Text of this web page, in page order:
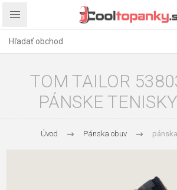
TOM TAILOR
PÁNSKE
Úvod Pánska obuv